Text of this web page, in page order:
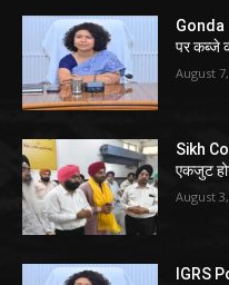
Gonda
पर कब्जे
August
Sikh
एकजुट
August
IGRS